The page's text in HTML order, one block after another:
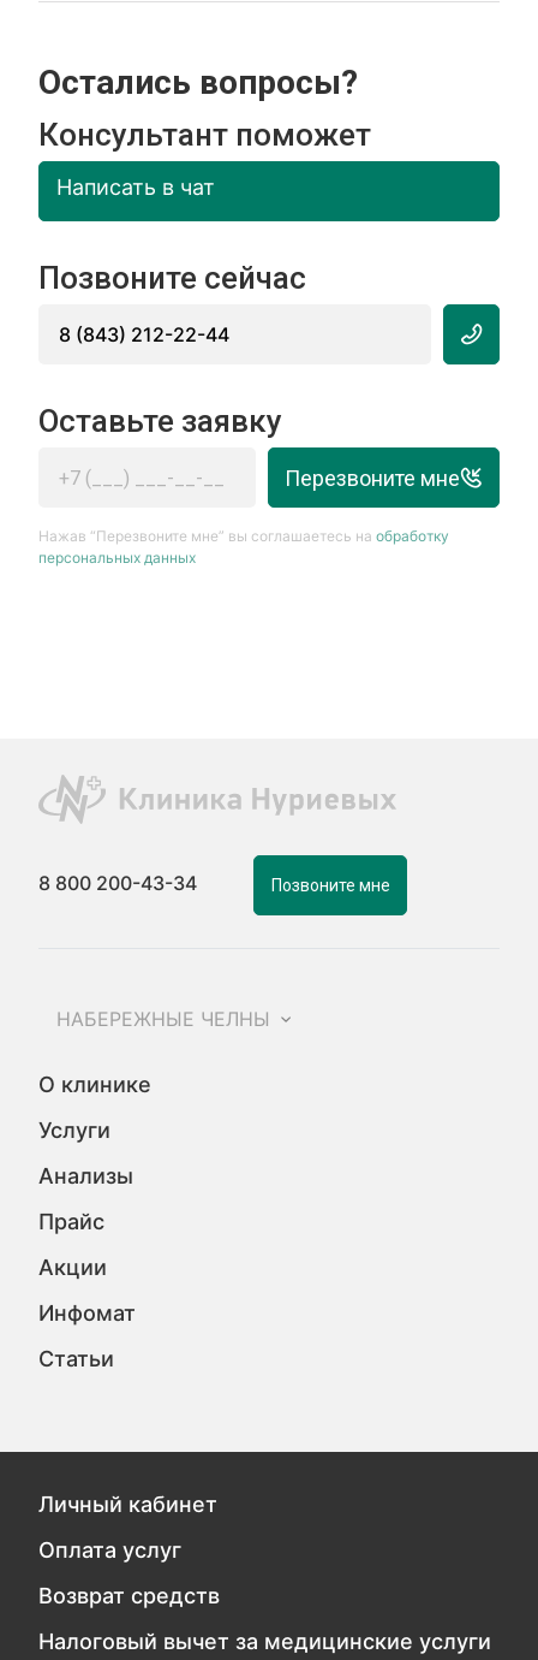
Остались вопросы?
Консультант поможет
Написать в чат
Позвоните сейчас
8 (843) 212-22-44
Оставьте заявку
Перезвоните мне
Нажав “Перезвоните мне” вы соглашаетесь наобработку
персональных данных
8 800 200-43-34 Позвоните мне
НАБЕРЕЖНЫЕ ЧЕЛНЫ
О клинике
Услуги
Анализы
Прайс
Акции
Инфомат
Статьи
Личный кабинет
Оплата услуг
Возврат средств
Налоговый вычет за медицинские услуги